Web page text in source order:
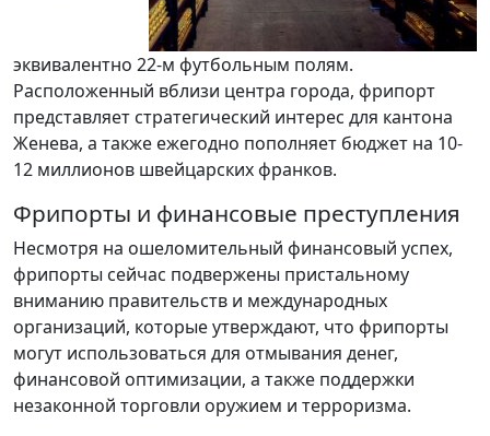
эквивалентно 22-м футбольным полям.
Расположенный вблизи центра города, фрипорт
представляет стратегический интерес для кантона
Женева, а также ежегодно пополняет бюджет на 10-
12 миллионов швейцарских франков.
Фрипорты и финансовые преступления
Несмотря на ошеломительный финансовый успех,
фрипорты сейчас подвержены пристальному
вниманию правительств и международных
организаций, которые утверждают, что фрипорты
могут использоваться для отмывания денег,
финансовой оптимизации, а также поддержки
незаконной торговли оружием и терроризма.